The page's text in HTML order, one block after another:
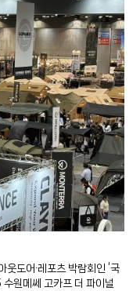
웃도어∙레포츠 박람회인 ‘국
원메쎄 고카프 더 파이널